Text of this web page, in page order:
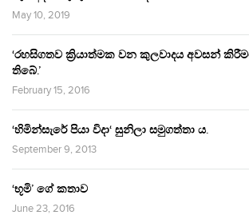
May 10, 2019
‘රහසිගතව ක්‍රියාත්මක වන කුලවාදය අවසන්
තිබේ.’
February 15, 2016
‘හිමින්සැරේ පියා විදා‘ සුනිලා සමුගත්තා ය.
September 9, 2013
‘භූමි’ ගේ කතාව
June 23, 2016